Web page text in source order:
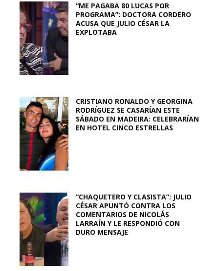
“ME PAGABA 80 LUCAS POR
PROGRAMA”: DOCTORA CORDERO
ACUSA QUE JULIO CÉSAR LA
EXPLOTABA
CRISTIANO RONALDO Y GEORGINA
RODRÍGUEZ SE CASARÍAN ESTE
SÁBADO EN MADEIRA: CELEBRARÍAN
EN HOTEL CINCO ESTRELLAS
“CHAQUETERO Y CLASISTA”: JULIO
CÉSAR APUNTÓ CONTRA LOS
COMENTARIOS DE NICOLÁS
LARRAÍN Y LE RESPONDIÓ CON
DURO MENSAJE